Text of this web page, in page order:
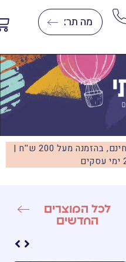
שליח עד הבית לכל חלקי הארץ חינם, בהזמנה מעל 200 ש''ח |
לכל המוצרים
החדשים